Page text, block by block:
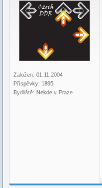
Založen: 01.11.2004
Příspěvky: 1895
Bydliště: Nekde v Praze